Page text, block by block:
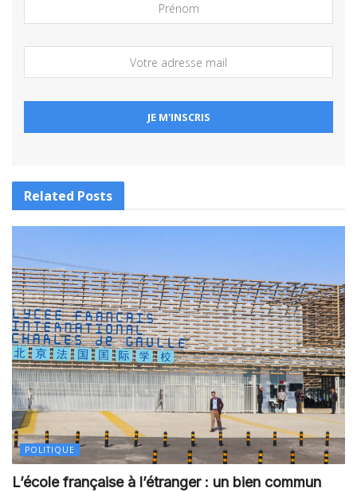
Related Posts
POLITIQUE
L’école française à l’étranger : un bien commun